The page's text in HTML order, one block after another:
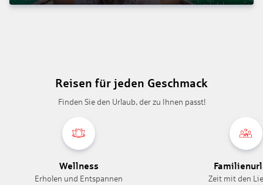
Reisen für jeden Geschmack
Finden Sie den Urlaub, der zu Ihnen passt!
Wellness
Erholen und Entspannen Zeit mit den